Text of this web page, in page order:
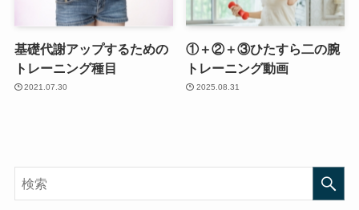
基礎代謝アップするための
トレーニング種目
2021.07.30
①＋②＋③ひたすら二の腕
トレーニング動画
2025.08.31